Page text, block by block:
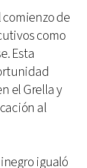
de
como
Esta
el Grella y
al
igualó